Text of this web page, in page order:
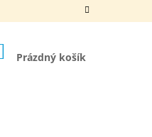
NÁKUPNÍ
KOŠÍK
Prázdný košík